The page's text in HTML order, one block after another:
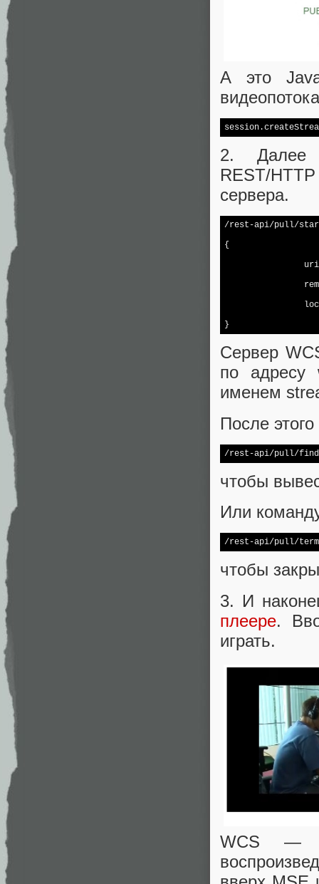
А это
2. Далее
REST/
сервера.
/rest-api/pull/
{
}
Сервер
по адресу
именем
После
/rest-api/pull/
чтобы
Или
/rest-api/pull/
чтобы
3. И
плеере.
играть.
WCS —